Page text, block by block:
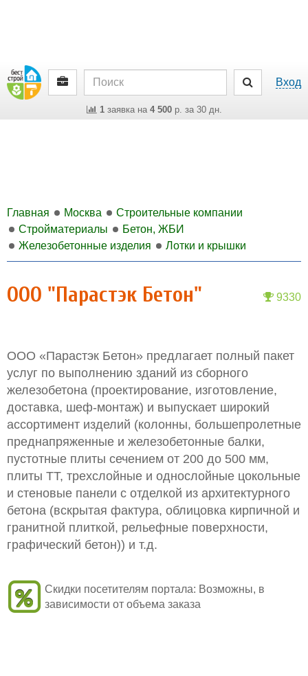
Вход
1заявка на 4 500р. за 30 дн.
Главная Москва
Строительные компании
Стройматериалы
Бетон, ЖБИ
Железобетонные изделия
Лотки и крышки
9330
ООО "Парастэк Бетон"
ООО «Парастэк Бетон» предлагает полный пакет
услуг по выполнению зданий из сборного
железобетона (проектирование, изготовление,
доставка, шеф-монтаж) и выпускает широкий
ассортимент изделий (колонны, большепролетные
преднапряженные и железобетонные балки,
пустотные плиты сечением от 200 до 500 мм,
плиты ТТ, трехслойные и однослойные цокольные
и стеновые панели с отделкой из архитектурного
бетона (вскрытая фактура, облицовка кирпичной и
гранитной плиткой, рельефные поверхности,
графический бетон)) и т.д.
Скидки посетителям портала: Возможны, в
зависимости от объема заказа